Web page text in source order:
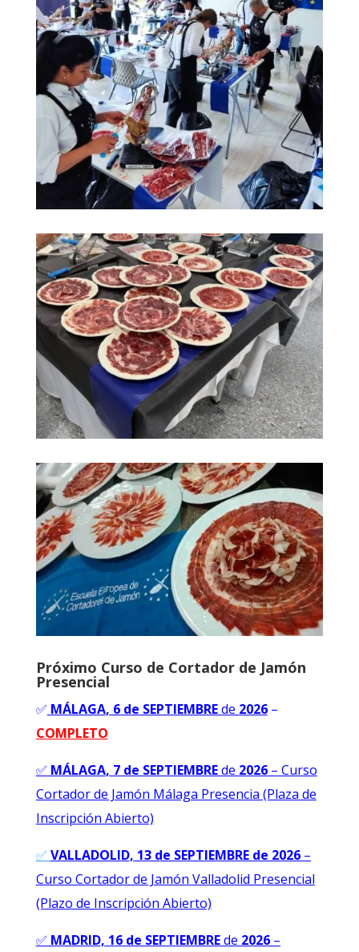
Próximo Curso de Cortador de Jamón
Presencial
✅ MÁLAGA, 6 de SEPTIEMBREde 2026–
COMPLETO
✅ MÁLAGA, 7 de SEPTIEMBREde 2026– Curso
Cortador de Jamón Málaga Presencia (Plaza de
Inscripción Abierto)
✅ VALLADOLID, 13 de SEPTIEMBRE de 2026–
Curso Cortador de Jamón Valladolid Presencial
(Plazo de Inscripción Abierto)
✅ MADRID, 16 de SEPTIEMBREde 2026–